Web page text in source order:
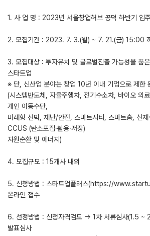
1. 사 업 명 : 2023년 서울창업허브 공덕 하반기 입
2. 모집기간 : 2023. 7. 3.(월) ~ 7. 21.(금) 15:00
3. 모집대상 : 투자유치 및 글로벌진출 가능성을 품
스타트업
※ 단, 신산업 분야는 창업 10년 이내 기업으로 제한
(시스템반도체, 자율주행차, 전기수소차, 바이오 의
개인 이동수단,
미래형 선박, 재난/안전, 스마트시티, 스마트홈, 신재
CCUS (탄소포집·활용·저장)
자원순환 및 에너지)
4. 모집규모 : 15개사 내외
5. 신청방법 : 스타트업플러스(https://
온라인 접수
6. 선정방법 : 신청자격검토 → 1차 서류심사(1.5 ~
발표심사